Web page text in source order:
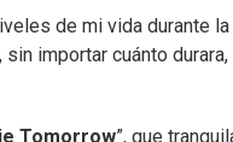
de mi vida durante
importar cuánto
Tomorrow”, que